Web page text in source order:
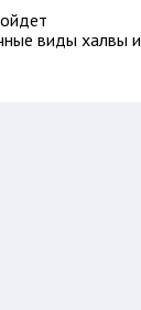
виды халвы и